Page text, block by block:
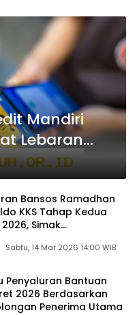
Mandiri
Lebaran
Makin
Bansos Ramadhan
KKS Tahap Kedua
Simak
Sabtu, 14 Mar 2026 14:00 WIB
Penyaluran Bantuan
2026 Berdasarkan
Penerima Utama